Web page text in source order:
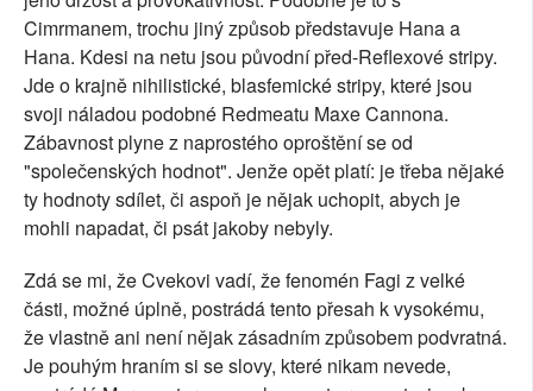
Cimrmanem, trochu jiný způsob představuje Hana a
Hana. Kdesi na netu jsou původní před-Reflexové stripy.
Jde o krajně nihilistické, blasfemické stripy, které jsou
svoji náladou podobné Redmeatu Maxe Cannona.
Zábavnost plyne z naprostého oproštění se od
"společenských hodnot". Jenže opět platí: je třeba nějaké
ty hodnoty sdílet, či aspoň je nějak uchopit, abych je
mohli napadat, či psát jakoby nebyly.
Zdá se mi, že Cvekovi vadí, že fenomén Fagi z velké
části, možné úplně, postrádá tento přesah k vysokému,
že vlastně ani není nějak zásadním způsobem podvratná.
Je pouhým hraním si se slovy, které nikam nevede,